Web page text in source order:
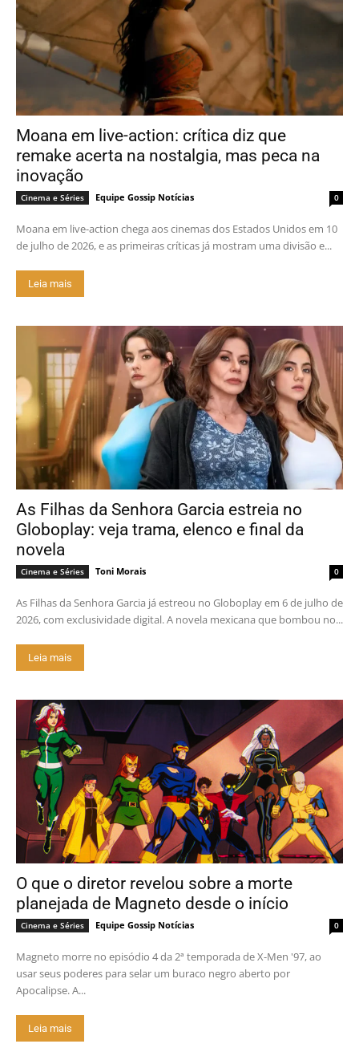
Moana em live-action: crítica diz que
remake acerta na nostalgia, mas peca na
inovação
Cinema e Séries Equipe Gossip Notícias 0
Moana em live-action chega aos cinemas dos Estados Unidos em 10
de julho de 2026, e as primeiras críticas já mostram uma divisão e...
Leia mais
As Filhas da Senhora Garcia estreia no
Globoplay: veja trama, elenco e final da
novela
Cinema e Séries Toni Morais 0
As Filhas da Senhora Garcia já estreou no Globoplay em 6 de julho de
2026, com exclusividade digital. A novela mexicana que bombou no...
Leia mais
O que o diretor revelou sobre a morte
planejada de Magneto desde o início
Cinema e Séries Equipe Gossip Notícias 0
Magneto morre no episódio 4 da 2ª temporada de X-Men '97, ao
usar seus poderes para selar um buraco negro aberto por
Apocalipse. A...
Leia mais